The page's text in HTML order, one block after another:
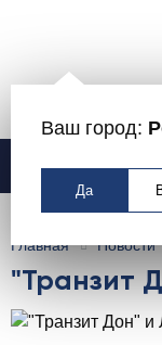
Ваш город:
Да
Главная Новости
"Транзит